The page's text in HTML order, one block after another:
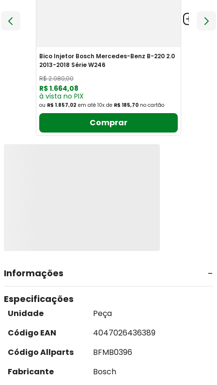
Bico Injetor Bosch Mercedes-Benz B-220 2.0
2013-2018 Série W246
R$2.080,00
R$1.664,08
à vista no PIX
ou R$ 1.857,02 em até 10x de R$ 185,70 no cartão
Comprar
Informações
Especificações
Unidade
Peça
Código EAN
4047026436389
Código Allparts
BFMB0396
Fabricante
Bosch